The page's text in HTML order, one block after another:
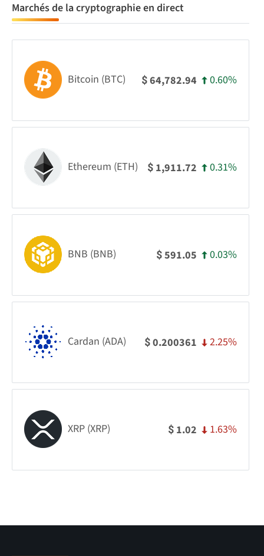
Marchés de la cryptographie en direct
Bitcoin (BTC) $64,782.94 0.60%
Ethereum (ETH) $ 1,911.72 0.31%
BNB (BNB) $591.05 0.03%
Cardan (ADA) $0.200361 2.25%
XRP (XRP) $ 1.02 1.63%